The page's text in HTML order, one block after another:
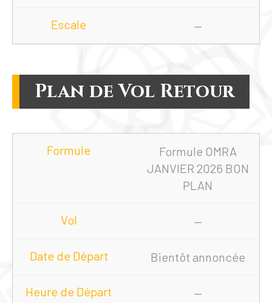
—
Plan de Vol Retour
Formule OMRA
JANVIER 2026 BON
PLAN
—
Bientôt annoncée
—